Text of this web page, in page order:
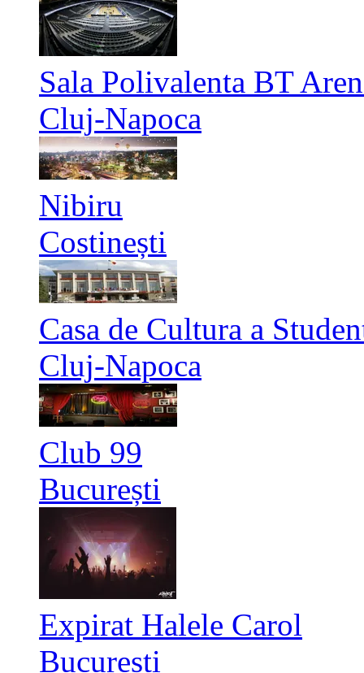
Sala Polivalenta BT
Cluj-Napoca
Nibiru
Costinești
Casa de Cultura a
Cluj-Napoca
Club 99
București
Expirat Halele Carol
București